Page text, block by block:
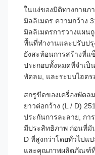
ในแง่ของมิติทางกายภ
มิลลิเมตร ความกว้าง
มิลลิเมตรการวางแผน
พื้นที่ทํางานและปรับป
ยังสะท้อนการสร้างที่
ประกอบทั้งหมดที่จําเป็
พัดลม, และระบบไฮดร
สกรูขีดของเครื่องพัด
ยาวต่อกว้าง (L / D)
ประกันการละลาย, กา
มีประสิทธิภาพ ก่อนที่มั
D ที่สูงกว่าโดยทั่วไปแ
และคุณภาพผลิตภัณฑ์